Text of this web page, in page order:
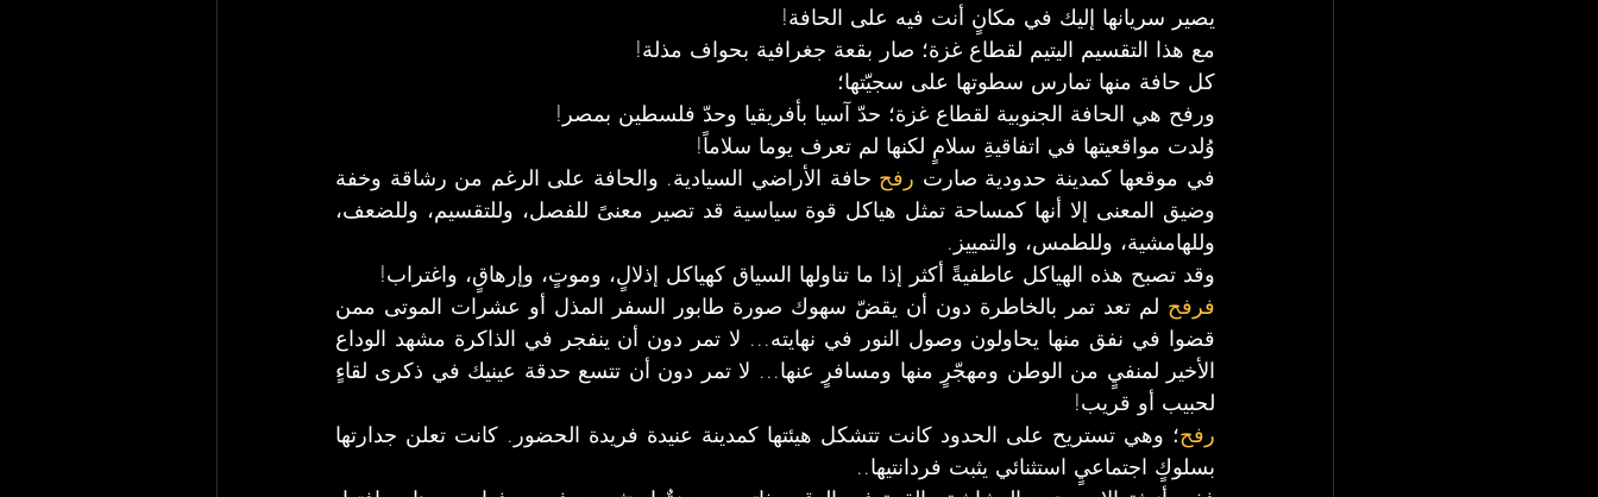
يصير سريانها إليك في مكانٍ أنت فيه على الحافة!
مع هذا التقسيم اليتيم لقطاع غزة؛ صار بقعة جغرافية بحواف مذلة!
كل حافة منها تمارس سطوتها على سجيّتها؛
ورفح هي الحافة الجنوبية لقطاع غزة؛ حدّ آسيا بأفريقيا وحدّ فلسطين بمصر!
وُلدت مواقعيتها في اتفاقيةِ سلامٍ لكنها لم تعرف يوما سلاماً!
في موقعها كمدينة حدودية صارت رفح
وللهامشية، وللطمس، والتمييز.
وقد تصبح هذه الهياكل عاطفيةً أكثر إذا ما تناولها السياق كهياكل إذلالٍ، وموتٍ، وإرهاقٍ، واغتراب!
فرفح
لحبيب أو قريب!
رفح
بسلوكٍ اجتماعيٍ استثنائي يثبت فردانتيها..